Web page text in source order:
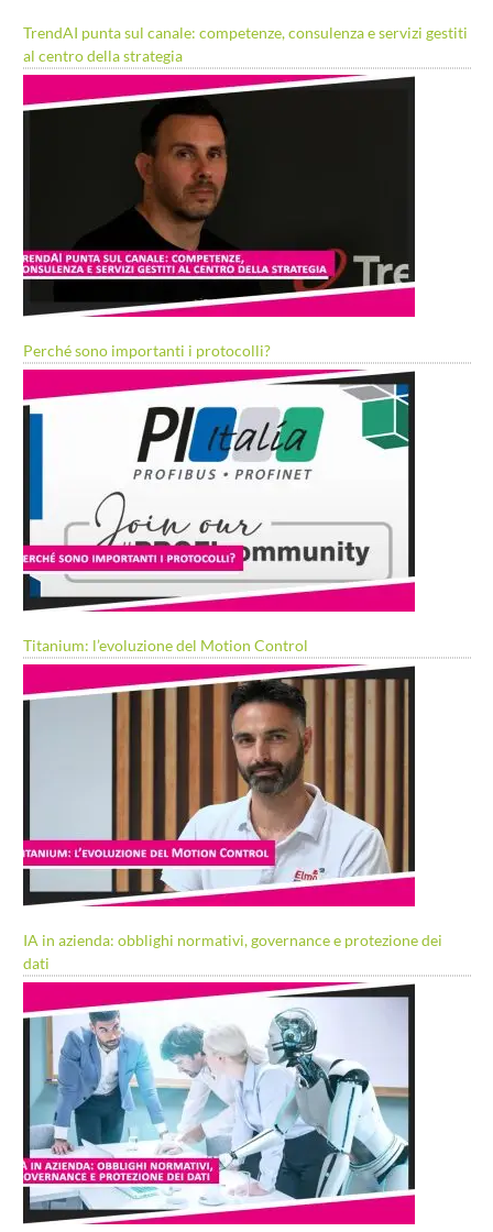
TrendAI punta sul canale: competenze, consulenza e servizi gestiti
al centro della strategia
Perché sono importanti i protocolli?
Titanium: l’evoluzione del Motion Control
IA in azienda: obblighi normativi, governance e protezione dei
dati